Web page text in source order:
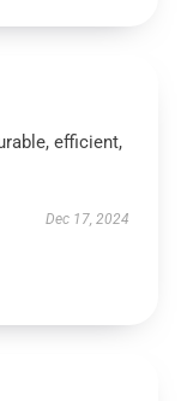
efficient,
Dec 17, 2024